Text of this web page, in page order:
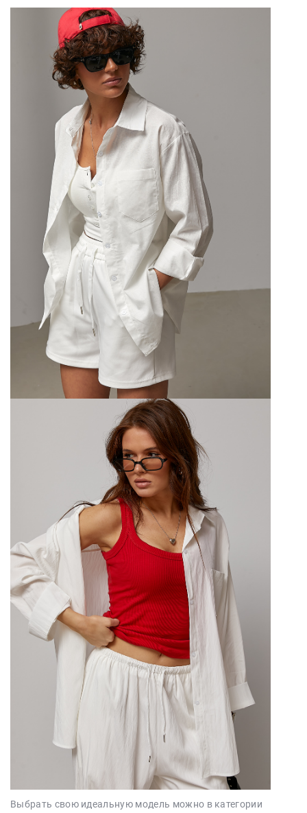
Выбрать свою идеальную модель можно в категории